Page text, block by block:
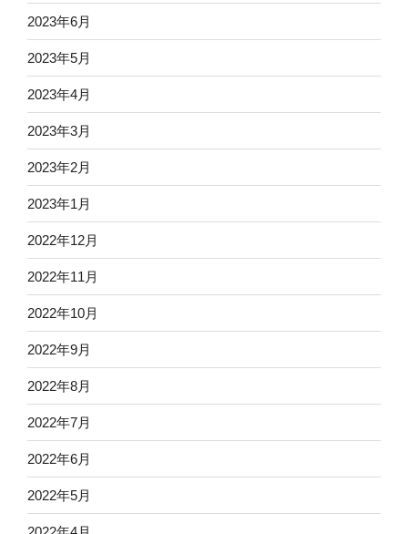
2023年6月
2023年5月
2023年4月
2023年3月
2023年2月
2023年1月
2022年12月
2022年11月
2022年10月
2022年9月
2022年8月
2022年7月
2022年6月
2022年5月